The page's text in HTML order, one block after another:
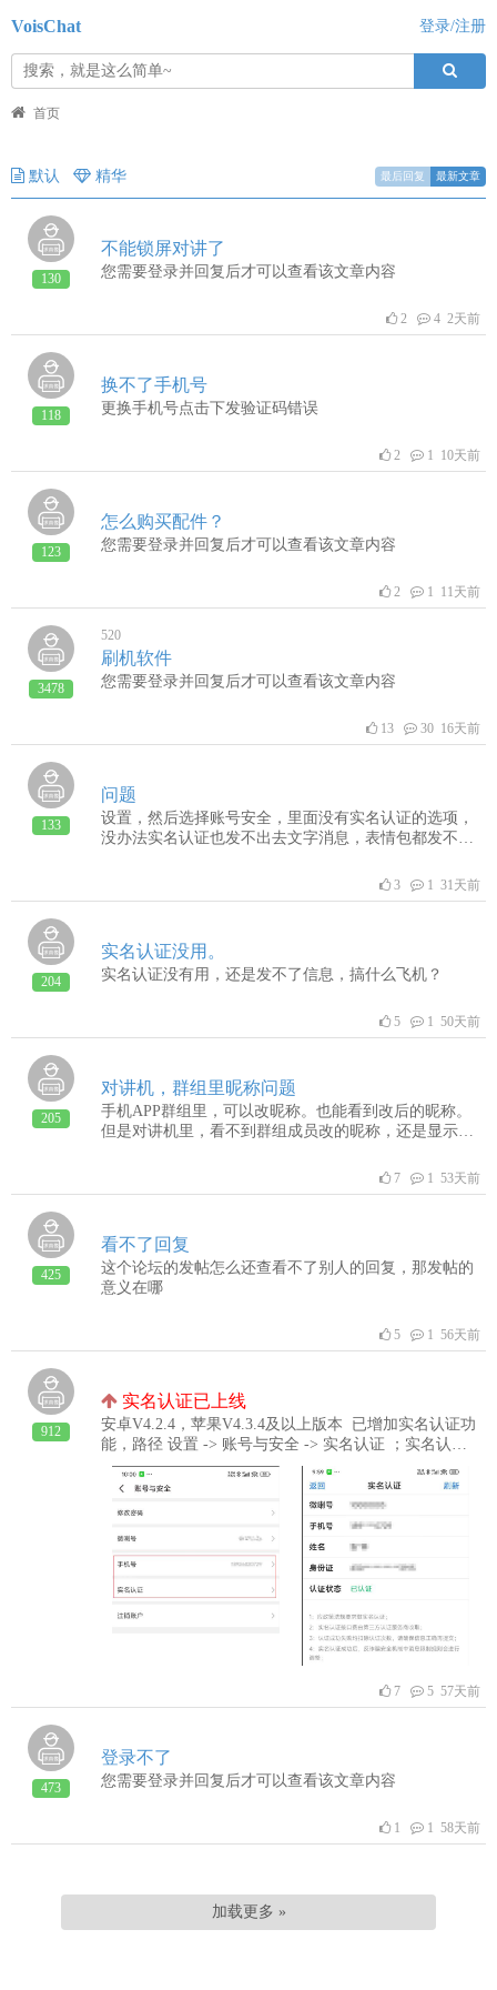
VoisChat 登录/注册
首页
默认 精华 最后回复 最新文章
130
不能锁屏对讲了
您需要登录并回复后才可以查看该文章内容
2 4 2天前
118
换不了手机号
更换手机号点击下发验证码错误
2 1 10天前
123
怎么购买配件？
您需要登录并回复后才可以查看该文章内容
2 1 11天前
3478
520
刷机软件
您需要登录并回复后才可以查看该文章内容
13 30 16天前
133
问题
设置，然后选择账号安全，里面没有实名认证的选项，
没办法实名认证也发不出去文字消息，表情包都发不了
3 1 31天前
204
实名认证没用。
实名认证没有用，还是发不了信息，搞什么飞机？
5 1 50天前
205
对讲机，群组里昵称问题
手机APP群组里，可以改昵称。也能看到改后的昵称。
但是对讲机里，看不到群组成员改的昵称，还是显示的
7 1 53天前
425
看不了回复
这个论坛的发帖怎么还查看不了别人的回复，那发帖的
意义在哪
5 1 56天前
912
实名认证已上线
安卓V4.2.4，苹果V4.3.4及以上版本 已增加实名认证功
能，路径 设置 -> 账号与安全 -> 实名认证 ；实名认证
成功后，反诈安全机制中消息限制规则会放宽；注意：
实名认证时确保身份信息与运营商办卡时一致；
7 5 57天前
473
登录不了
您需要登录并回复后才可以查看该文章内容
1 1 58天前
加载更多 »